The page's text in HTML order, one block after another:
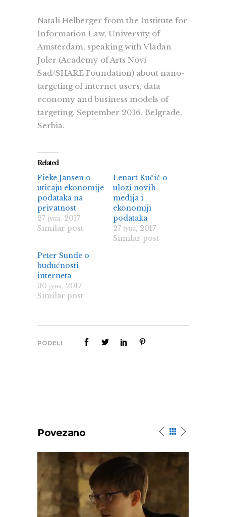
Natali Helberger from the Institute for
Information Law, University of
Amsterdam, speaking with Vladan
Joler (Academy of Arts Novi
Sad/SHARE Foundation) about nano-
targeting of internet users, data
economy and business models of
targeting. September 2016, Belgrade,
Serbia.
Related
Fieke Jansen o
uticaju ekonomije
podataka na
privatnost
27 јуна, 2017
Similar post
Lenart Kučič o
ulozi novih
medija i
ekonomiji
podataka
27 јуна, 2017
Similar post
Peter Sunde o
budućnosti
interneta
30 јуна, 2017
Similar post
PODELI
Povezano
Julia Reda o internetu i